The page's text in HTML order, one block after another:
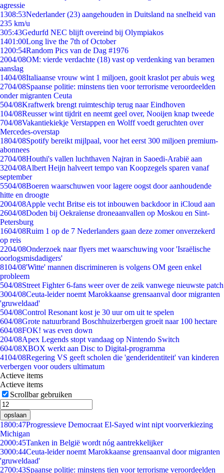
agressie
1308:53Nederlander (23) aangehouden in Duitsland na snelheid van
235 km/u
305:43Gedurfd NEC blijft overeind bij Olympiakos
1401:00Long live the 7th of October
1200:54Random Pics van de Dag #1976
2004/08OM: vierde verdachte (18) vast op verdenking van beramen
aanslag
1404/08Italiaanse vrouw wint 1 miljoen, gooit kraslot per abuis weg
2704/08Spaanse politie: minstens tien voor terrorisme veroordeelden
onder migranten Ceuta
504/08Kraftwerk brengt ruimteschip terug naar Eindhoven
104/08Reusser wint tijdrit en neemt geel over, Nooijen knap tweede
704/08Vakantiekiekje Verstappen en Wolff voedt geruchten over
Mercedes-overstap
1804/08Spotify bereikt mijlpaal, voor het eerst 300 miljoen premium-
abonnees
2704/08Houthi's vallen luchthaven Najran in Saoedi-Arabië aan
3204/08Albert Heijn halveert tempo van Koopzegels sparen vanaf
september
5504/08Boeren waarschuwen voor lagere oogst door aanhoudende
hitte en droogte
2004/08Apple vecht Britse eis tot inbouwen backdoor in iCloud aan
2604/08Doden bij Oekraïense droneaanvallen op Moskou en Sint-
Petersburg
1604/08Ruim 1 op de 7 Nederlanders gaan deze zomer onverzekerd
op reis
2204/08Onderzoek naar flyers met waarschuwing voor 'Israëlische
oorlogsmisdadigers'
8104/08'Witte' mannen discrimineren is volgens OM geen enkel
probleem
504/08Street Fighter 6-fans weer over de zeik vanwege nieuwste patch
3004/08Ceuta-leider noemt Marokkaanse grensaanval door migranten
'gruweldaad'
504/08Control Resonant kost je 30 uur om uit te spelen
604/08Grote natuurbrand Boschhuizerbergen groeit naar 100 hectare
604/08FOK! was even down
204/08Apex Legends stopt vandaag op Nintendo Switch
604/08XBOX werkt aan Disc to Digital-programma
4104/08Regering VS geeft scholen die 'genderidentiteit' van kinderen
verbergen voor ouders ultimatum
Actieve items
Actieve items
Scrollbar gebruiken
opslaan
1800:47Progressieve Democraat El-Sayed wint nipt voorverkiezing
Michigan
2000:45Tanken in België wordt nóg aantrekkelijker
3000:44Ceuta-leider noemt Marokkaanse grensaanval door migranten
'gruweldaad'
2700:43Spaanse politie: minstens tien voor terrorisme veroordeelden